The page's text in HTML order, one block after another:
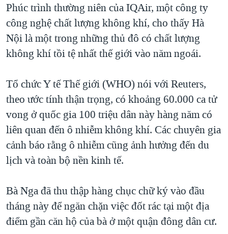
Phúc trình thường niên của IQAir, một công ty
công nghệ chất lượng không khí, cho thấy Hà
Nội là một trong những thủ đô có chất lượng
không khí tồi tệ nhất thế giới vào năm ngoái.
Tổ chức Y tế Thế giới (WHO) nói với Reuters,
theo ước tính thận trọng, có khoảng 60.000 ca tử
vong ở quốc gia 100 triệu dân này hàng năm có
liên quan đến ô nhiễm không khí. Các chuyên gia
cảnh báo rằng ô nhiễm cũng ảnh hưởng đến du
lịch và toàn bộ nền kinh tế.
Bà Nga đã thu thập hàng chục chữ ký vào đầu
tháng này để ngăn chặn việc đốt rác tại một địa
điểm gần căn hộ của bà ở một quận đông dân cư.